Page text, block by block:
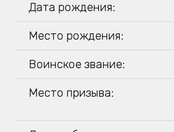
Дата рождения:
Место рождения:
Воинское звание:
Место призыва: